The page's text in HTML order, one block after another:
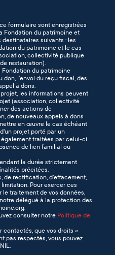
formulaire sont enregistrées
Fondation du patrimoine et
suivants : les
du patrimoine et le cas
collectivité publique
restauration).
Fondation du patrimoine
l’envoi du reçu fiscal, des
à dons.
les informations peuvent
(association, collectivité
des actions de
de nouveaux appels à dons
en œuvre le cas échéant
projet porté par un
traitées par celui-ci
de lien familial ou
la durée strictement
précitées.
de rectification, d’effacement,
Pour exercer ces
traitement de vos données,
délégué à la protection des
consulter notre Politique de
contactés, que vos droits «
pas respectés, vous pouvez